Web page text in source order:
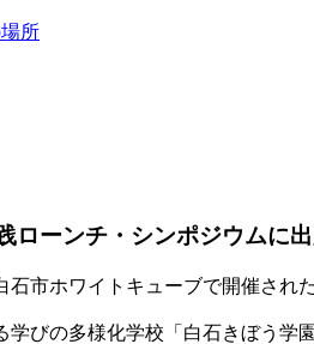
所
ローンチ・シンポジウムに
石市ホワイトキューブで開催され
学びの多様化学校「白石きぼう学